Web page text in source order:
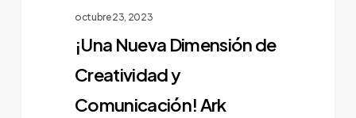
HugeBoard
Anuncian
Emocionante
octubre 23, 2023
¡Una Nueva Dimensión de
Creatividad y
Comunicación! Ark